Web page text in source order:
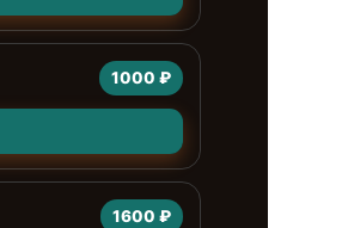
1000 ₽
1600 ₽